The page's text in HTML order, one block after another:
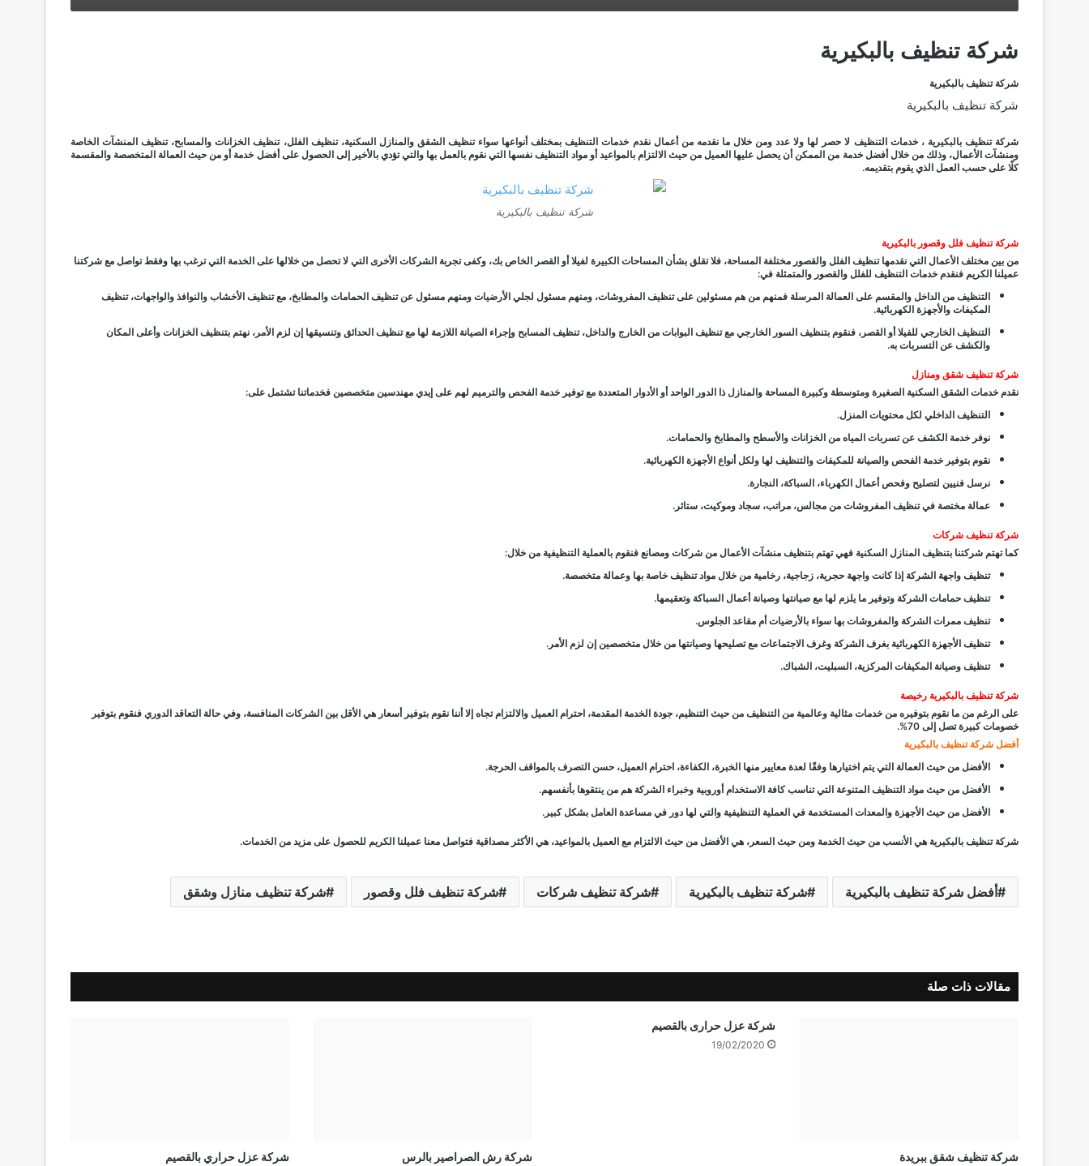
شركة تنظيف بالبكيرية
شركة تنظيف بالبكيرية
شركة تنظيف بالبكيرية
شركة تنظيف بالبكيرية ، خدمات التنظيف لا حصر لها ولا عدد ومن خلال ما نقدمه من أعمال نقدم خدمات التنظيف بمختلف أنواعها سواء تنظيف الشقق والمنازل السكنية، تنظيف الفلل، تنظيف الخزانات والمسابح، تنظيف المنشآت الخاصة
ومنشآت الأعمال، وذلك من خلال أفضل خدمة من الممكن أن يحصل عليها العميل من حيث الالتزام بالمواعيد أو مواد التنظيف نفسها التي نقوم بالعمل بها والتي تؤدي بالأخير إلى الحصول على أفضل خدمة أو من حيث العمالة المتخصصة والمقسمة
كلًا على حسب العمل الذي يقوم بتقديمه.
شركة تنظيف بالبكيرية
شركة تنظيف فلل وقصور بالبكيرية
من بين مختلف الأعمال التي نقدمها تنظيف الفلل والقصور مختلفة المساحة، فلا تقلق بشأن المساحات الكبيرة لفيلا أو القصر الخاص بك، وكفى تجربة الشركات الأخرى التي لا تحصل من خلالها على الخدمة التي ترغب بها وفقط تواصل مع شركتنا
عميلنا الكريم فنقدم خدمات التنظيف للفلل والقصور والمتمثلة في:
التنظيف من الداخل والمقسم على العمالة المرسلة فمنهم من هم مسئولين على تنظيف المفروشات، ومنهم مسئول لجلي الأرضيات ومنهم مسئول عن تنظيف الحمامات والمطابخ، مع تنظيف الأخشاب والنوافذ والواجهات، تنظيف
المكيفات والأجهزة الكهربائية.
التنظيف الخارجي للفيلا أو القصر، فنقوم بتنظيف السور الخارجي مع تنظيف البوابات من الخارج والداخل، تنظيف المسابح وإجراء الصيانة اللازمة لها مع تنظيف الحدائق وتنسيقها إن لزم الأمر، نهتم بتنظيف الخزانات وأعلى المكان
والكشف عن التسربات به.
شركة تنظيف شقق ومنازل
نقدم خدمات الشقق السكنية الصغيرة ومتوسطة وكبيرة المساحة والمنازل ذا الدور الواحد أو الأدوار المتعددة مع توفير خدمة الفحص والترميم لهم على إيدي مهندسين متخصصين فخدماتنا تشتمل على:
التنظيف الداخلي لكل محتويات المنزل.
نوفر خدمة الكشف عن تسربات المياه من الخزانات والأسطح والمطابخ والحمامات.
نقوم بتوفير خدمة الفحص والصيانة للمكيفات والتنظيف لها ولكل أنواع الأجهزة الكهربائية.
نرسل فنيين لتصليح وفحص أعمال الكهرباء، السباكة، النجارة.
عمالة مختصة في تنظيف المفروشات من مجالس، مراتب، سجاد وموكيت، ستائر.
شركة تنظيف شركات
كما تهتم شركتنا بتنظيف المنازل السكنية فهي تهتم بتنظيف منشآت الأعمال من شركات ومصانع فنقوم بالعملية التنظيفية من خلال:
تنظيف واجهة الشركة إذا كانت واجهة حجرية، زجاجية، رخامية من خلال مواد تنظيف خاصة بها وعمالة متخصصة.
تنظيف حمامات الشركة وتوفير ما يلزم لها مع صيانتها وصيانة أعمال السباكة وتعقيمها.
تنظيف ممرات الشركة والمفروشات بها سواء بالأرضيات أم مقاعد الجلوس.
تنظيف الأجهزة الكهربائية بغرف الشركة وغرف الاجتماعات مع تصليحها وصيانتها من خلال متخصصين إن لزم الأمر.
تنظيف وصيانة المكيفات المركزية، السبليت، الشباك.
شركة تنظيف بالبكيرية رخيصة
على الرغم من ما نقوم بتوفيره من خدمات مثالية وعالمية من التنظيف من حيث التنظيم، جودة الخدمة المقدمة، احترام العميل والالتزام تجاه إلا أننا نقوم بتوفير أسعار هي الأقل بين الشركات المنافسة، وفي حالة التعاقد الدوري فنقوم بتوفير
خصومات كبيرة تصل إلى 70%.
أفضل شركة تنظيف بالبكيرية
الأفضل من حيث العمالة التي يتم اختيارها وفقًا لعدة معايير منها الخبرة، الكفاءة، احترام العميل، حسن التصرف بالمواقف الحرجة.
الأفضل من حيث مواد التنظيف المتنوعة التي تناسب كافة الاستخدام أوروبية وخبراء الشركة هم من ينتقوها بأنفسهم.
الأفضل من حيث الأجهزة والمعدات المستخدمة في العملية التنظيفية والتي لها دور في مساعدة العامل بشكل كبير.
شركة تنظيف بالبكيرية هي الأنسب من حيث الخدمة ومن حيث السعر، هي الأفضل من حيث الالتزام مع العميل بالمواعيد، هي الأكثر مصداقية فتواصل معنا عميلنا الكريم للحصول على مزيد من الخدمات.
أفضل شركة تنظيف بالبكيرية شركة تنظيف بالبكيرية شركة تنظيف شركات شركة تنظيف فلل وقصور شركة تنظيف منازل وشقق
مقالات ذات صلة
شركة تنظيف شقق ببريدة
شركة عزل حرارى بالقصيم
19/02/2020
شركة رش الصراصير بالرس شركة عزل حراري بالقصيم